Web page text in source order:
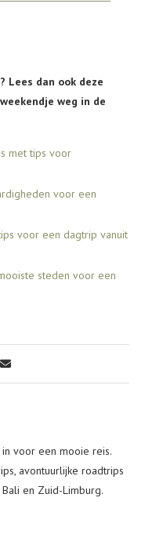
Lees dan ook deze
weg in de
met tips voor
voor een
voor een dagtrip vanuit
steden voor een
in voor een mooie reis.
avontuurlijke roadtrips
en Zuid-Limburg.